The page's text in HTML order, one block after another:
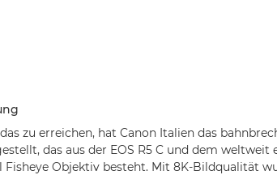
zu erreichen, hat Canon Italien das
das aus der EOS R5 C und dem weltweit
Fisheye Objektiv besteht. Mit 8K-Bildqualität